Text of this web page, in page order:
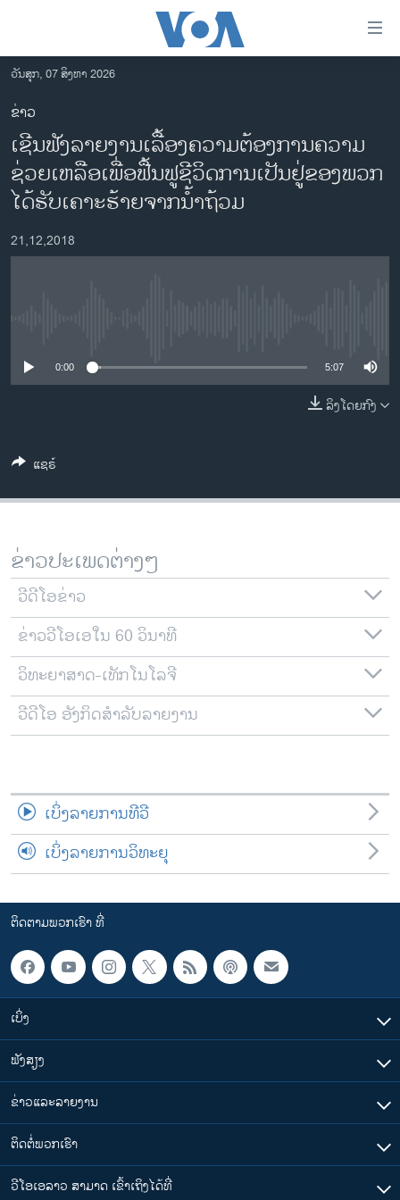
ເຂົ້າ
ຫາ
ຂ້າມ
ຂ້າມ
ຂ້າມ
ໄປ
ຫາ
ຊອກ
ຄົ້ນ
ອາເມຣິກາ
ການເລືອກຕັ້ງ ປະທານາທີບໍດີ ສະຫະລັດ 2024
ໂລກ
ຊຸມຊົນຊາວລາວ
ສຽງ
ລາຍການກະຈາຍສຽງ
ຕິດຕາມພວກເຮົາ ທີ່
ພາສາຕ່າງໆ
ວັນສຸກ, 07 ສິງຫາ 2026
ຂ່າວ
ເຊີນ​ຟັງ​ລາຍ​ງານ​ເລື້ອງ​ຄວາມ​ຕ້ອງ​ການ​​ຄວາມ​
ຊ່ວຍ​ເຫລືອ​ເພື່ອ​ຟື້ນຟູ​ຊີ​ວິດການ​ເປັນ​ຢູ່​ຂອງ​ພວກ​
ໄດ້​ຮັບ​ເຄາະ​ຮ້າຍ​ຈາກ​ນ້ຳ​ຖ້ວ​ມ
21,12,2018
0:00 5:07
ລິງໂດຍກົງ
ແຊຣ໌
ຂ່າວປະເພດຕ່າງໆ
ວີດີໂອຂ່າວ
ຂ່າວວີໂອເອໃນ 60 ວິນາທີ
ວິທະຍາສາດ-ເທັກໂນໂລຈີ
ວີດີໂອ ອັງກິດສຳລັບລາຍງານ
ເບິ່ງລາຍການທີວີ
ເບິ່ງລາຍການວິທະຍຸ
ຕິດຕາມພວກເຮົາ ທີ່
ເບິ່ງ
ຟັງສຽງ
ຂ່າວແລະລາຍງານ
ຕິດຕໍ່ພວກເຮົາ
ວີໂອເອລາວ ສາມາດ ເຂົ້າເຖິງໄດ້ທີ່